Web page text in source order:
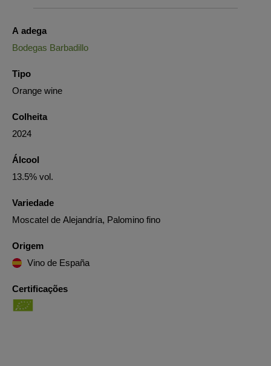
A adega
Bodegas Barbadillo
Tipo
Orange wine
Colheita
2024
Álcool
13.5% vol.
Variedade
Moscatel de Alejandría, Palomino fino
Origem
Vino de España
Certificações